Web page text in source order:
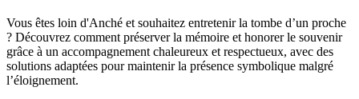
Vous êtes loin d'Anché et souhaitez entretenir la tombe d’un proche
? Découvrez comment préserver la mémoire et honorer le souvenir
grâce à un accompagnement chaleureux et respectueux, avec des
solutions adaptées pour maintenir la présence symbolique malgré
l’éloignement.